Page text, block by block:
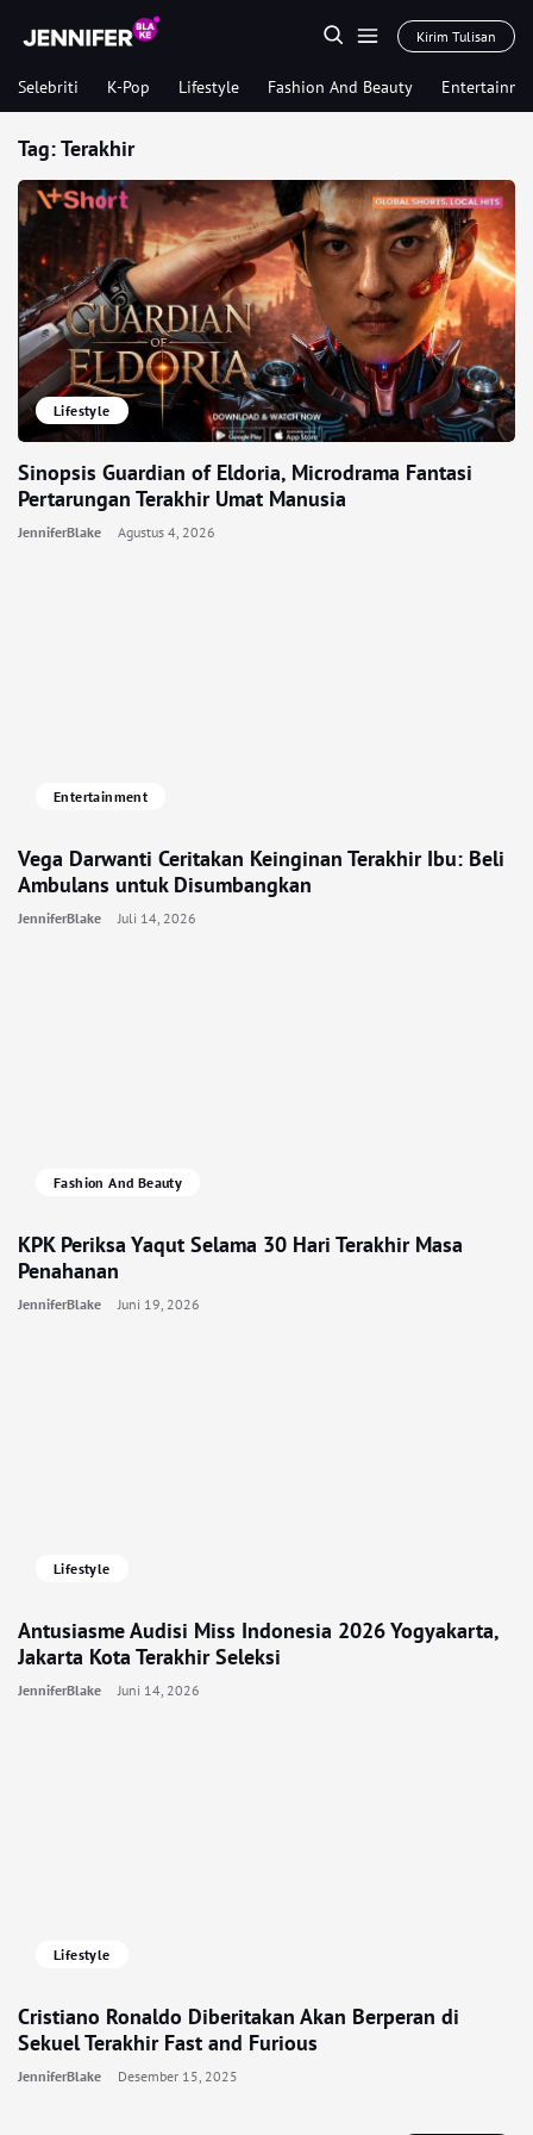
Kirim Tulisan
Selebriti K-Pop Lifestyle Fashion And Beauty
Tag:Terakhir
Lifestyle
Sinopsis Guardian of Eldoria, Microdrama Fantasi
Pertarungan Terakhir Umat Manusia
JenniferBlake Agustus 4, 2026
Entertainment
Vega Darwanti Ceritakan Keinginan Terakhir Ibu: Beli
Ambulans untuk Disumbangkan
JenniferBlake Juli 14, 2026
Fashion And Beauty
KPK Periksa Yaqut Selama 30 Hari Terakhir Masa
Penahanan
JenniferBlake Juni 19, 2026
Lifestyle
Antusiasme Audisi Miss Indonesia 2026 Yogyakarta,
Jakarta Kota Terakhir Seleksi
JenniferBlake Juni 14, 2026
Lifestyle
Cristiano Ronaldo Diberitakan Akan Berperan di
Sekuel Terakhir Fast and Furious
JenniferBlake Desember 15, 2025